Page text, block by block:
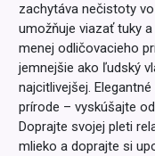
zachytáva nečistoty
umožňuje viazať tuky
menej odličovacieho
jemnejšie ako ľudský
najcitlivejšej.
prírode – vyskúšajte
Doprajte svojej pleti
mlieko a doprajte si